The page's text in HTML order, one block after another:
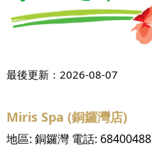
最後更新： 2026-08-07
Miris Spa (銅鑼灣店)
地區: 銅鑼灣電話: 68400488